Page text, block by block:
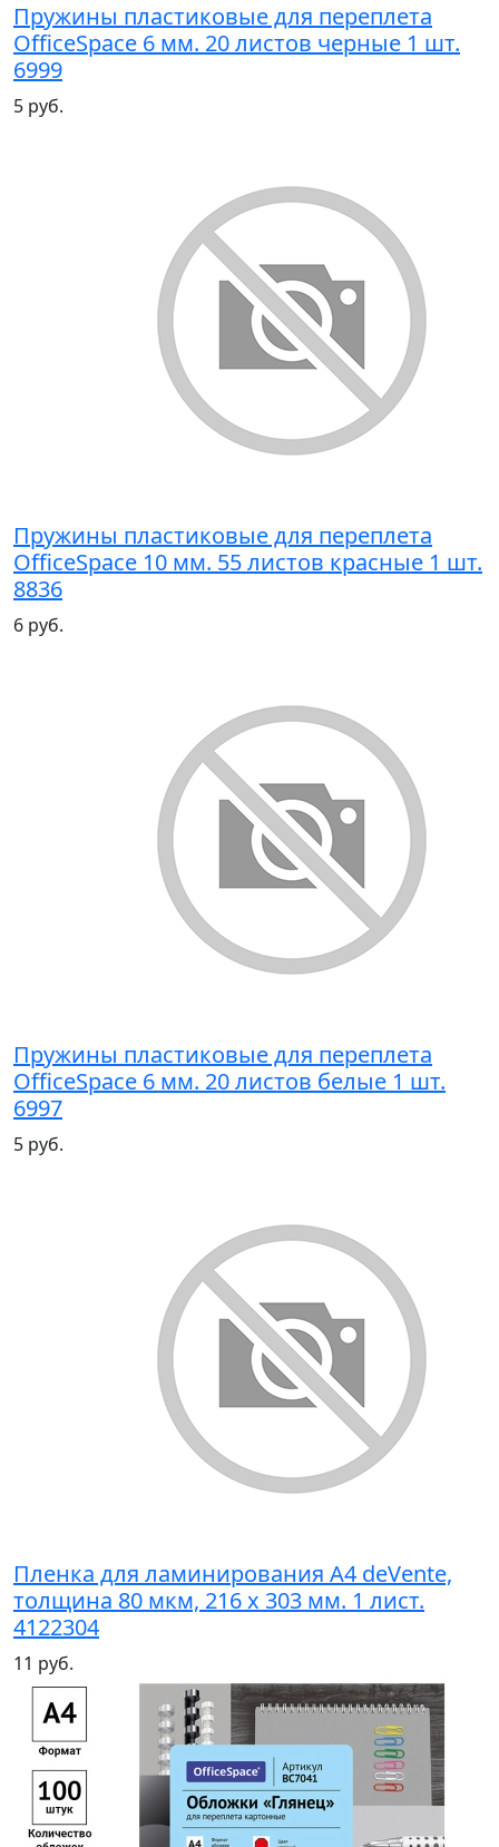
Пружины пластиковые для переплета
OfficeSpace 6 мм. 20 листов черные 1 шт.
6999
5 руб.
Пружины пластиковые для переплета
OfficeSpace 10 мм. 55 листов красные 1 шт.
8836
6 руб.
Пружины пластиковые для переплета
OfficeSpace 6 мм. 20 листов белые 1 шт.
6997
5 руб.
Пленка для ламинирования A4 deVente,
толщина 80 мкм, 216 х 303 мм. 1 лист.
4122304
11 руб.